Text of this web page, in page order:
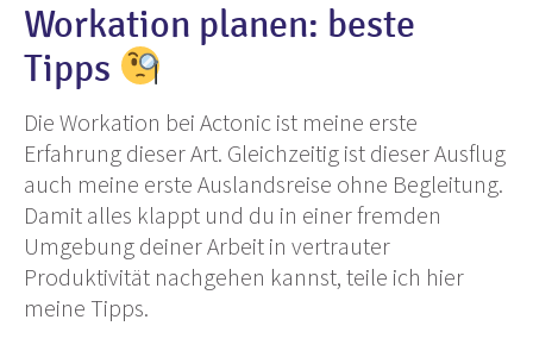
Workation planen: beste
Tipps
Die Workation bei Actonic ist meine erste
Erfahrung dieser Art. Gleichzeitig ist dieser Ausflug
auch meine erste Auslandsreise ohne Begleitung.
Damit alles klappt und du in einer fremden
Umgebung deiner Arbeit in vertrauter
Produktivität nachgehen kannst, teile ich hier
meine Tipps.